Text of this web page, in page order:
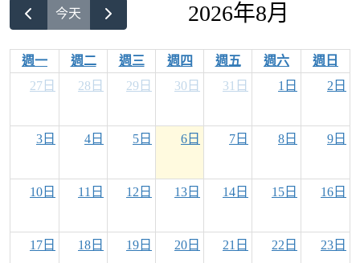
今天 2026年8月
週一 週二 週三 週四 週五 週六
週日
27日
28日 29日 30日 31日 1日 2日
3日 4日 5日 6日 7日 8日 9日
10日 11日 12日 13日 14日 15日 16日
17日 18日 19日 20日 21日 22日 23日